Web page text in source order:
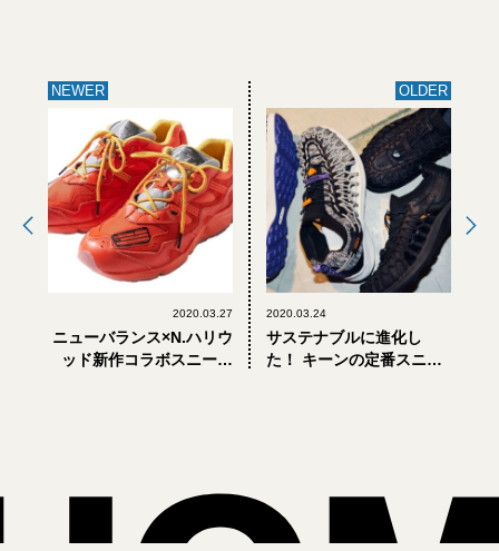
NEWER
2020.03.27
ニューバランス×N.ハリウ
ッド新作コラボスニーカ
OLDER
2020.03.24
サステナブルに進化し
た！ キーンの定番スニー